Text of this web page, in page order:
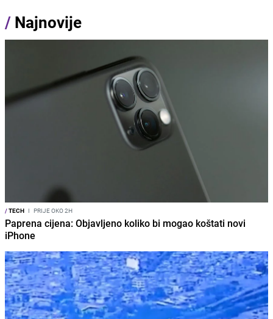
/ Najnovije
/TECH I PRIJE OKO 2H
Paprena cijena: Objavljeno koliko bi mogao koštati novi
iPhone